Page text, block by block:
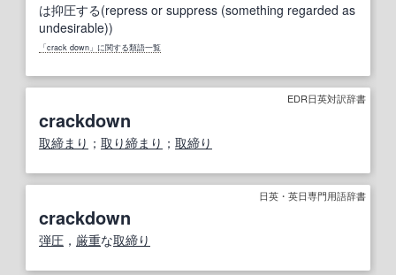
は抑圧する(repress or suppress (something regarded as
undesirable))
「crack down」に関する類語一覧
EDR日英対訳辞書
crackdown
取締まり ； 取り締まり ； 取締り
日英・英日専門用語辞書
crackdown
弾圧 ， 厳重な取締り